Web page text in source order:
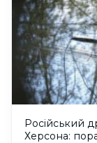
Російський
Херсона: